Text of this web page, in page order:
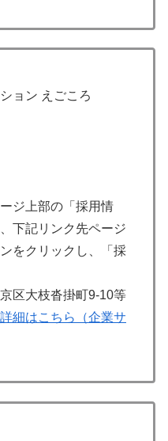
ョン えごころ
ジ上部の「採用情
下記リンク先ページ
をクリックし、「採
区大枝沓掛町9-10等
細はこちら（企業サ